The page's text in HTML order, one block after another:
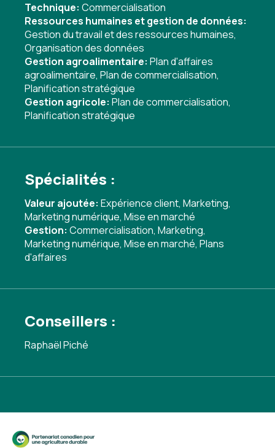
Technique: Commercialisation
Ressources humaines et gestion de données:
Gestion du travail et des ressources humaines,
Organisation des données
Gestion agroalimentaire: Plan d'affaires
agroalimentaire, Plan de commercialisation,
Planification stratégique
Gestion agricole: Plan de commercialisation,
Planification stratégique
Spécialités :
Valeur ajoutée: Expérience client, Marketing,
Marketing numérique, Mise en marché
Gestion: Commercialisation, Marketing,
Marketing numérique, Mise en marché, Plans
d'affaires
Conseillers :
Raphaël Piché